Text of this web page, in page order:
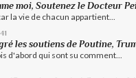
moi, Soutenez le Docteur
la vie de chacun appartient...
les soutiens de Poutine,
d'abord qui sont su comment...